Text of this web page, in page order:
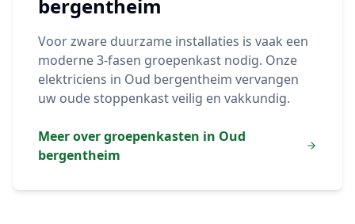
bergentheim
Voor zware duurzame installaties is vaak een
moderne 3-fasen groepenkast nodig. Onze
elektriciens in Oud bergentheim vervangen
uw oude stoppenkast veilig en vakkundig.
Meer over groepenkasten in Oud
bergentheim